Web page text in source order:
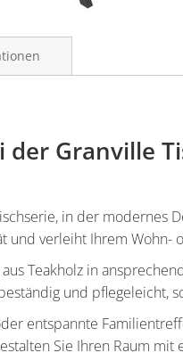
Granville
in der modernes
und verleiht Ihrem
Teakholz in
und pflegeleicht,
entspannte
Sie Ihren Raum